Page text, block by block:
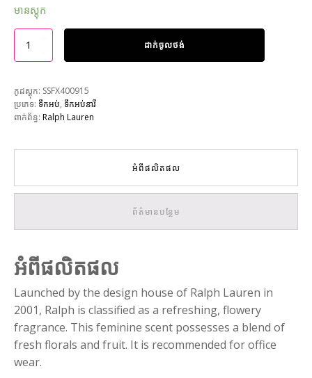
មានស្តុក
ដាក់ចូលថង់
កូដស្តុក: SSFX400915
ប្រភេទ: ទឹកអប់, ទឹកអប់នារី
ពាក់ព័ន្ធ: Ralph Lauren
អំពីផលិតផល
ព័ត៌មានបន្ថែម
អំពីផលិតផល
Launched by the design house of Ralph Lauren in
2001, Ralph is classified as a refreshing, flowery
fragrance. This feminine scent possesses a blend of
fresh florals and fruit. It is recommended for office
wear.